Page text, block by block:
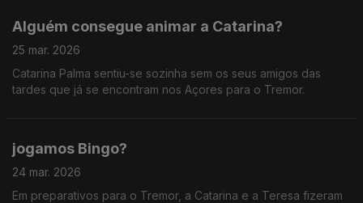
Alguém consegue animar a Catarina?
25 mar. 2026
Catarina Palma sentiu-se sozinha sem os seus amigos das
tardes que já se encontram nos Açores para o Tremor.
jogamos Bingo?
24 mar. 2026
Em preparativos para o Tremor, a Catarina e a Teresa fizeram